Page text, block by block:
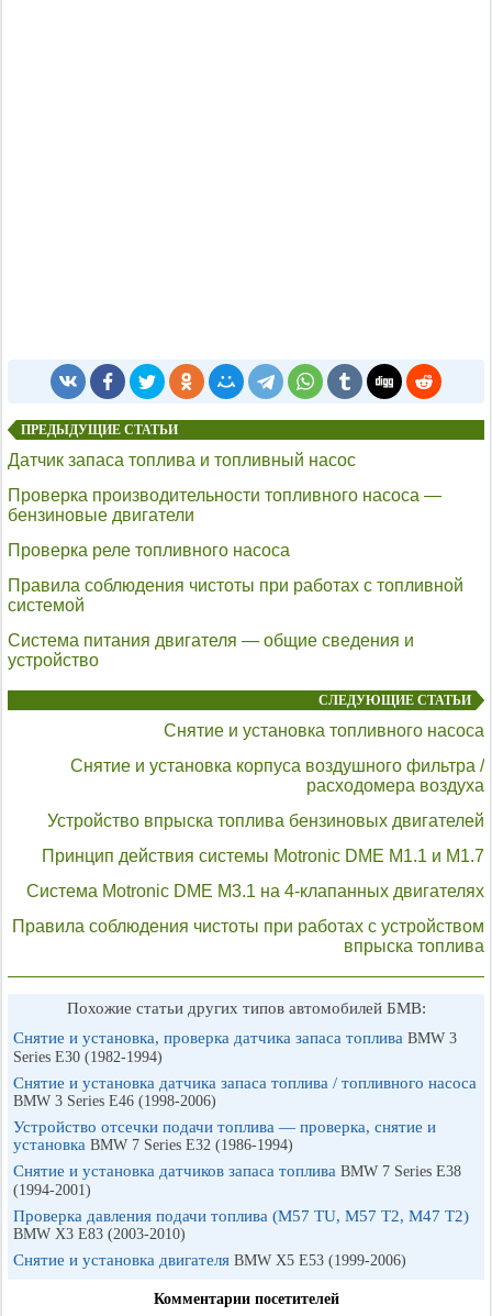
ПРЕДЫДУЩИЕ СТАТЬИ
Датчик запаса топлива и топливный насос
Проверка производительности топливного насоса —
бензиновые двигатели
Проверка реле топливного насоса
Правила соблюдения чистоты при работах с топливной
системой
Система питания двигателя — общие сведения и
устройство
СЛЕДУЮЩИЕ СТАТЬИ
Снятие и установка топливного насоса
Снятие и установка корпуса воздушного фильтра /
расходомера воздуха
Устройство впрыска топлива бензиновых двигателей
Принцип действия системы Motronic DME М1.1 и М1.7
Система Motronic DME М3.1 на 4-клапанных двигателях
Правила соблюдения чистоты при работах с устройством
впрыска топлива
Похожие статьи других типов автомобилей БМВ:
Снятие и установка, проверка датчика запаса топлива BMW 3
Series E30 (1982-1994)
Снятие и установка датчика запаса топлива / топливного насоса
BMW 3 Series E46 (1998-2006)
Устройство отсечки подачи топлива — проверка, снятие и
установка BMW 7 Series E32 (1986-1994)
Снятие и установка датчиков запаса топлива BMW 7 Series E38
(1994-2001)
Проверка давления подачи топлива (М57 TU, М57 Т2, М47 Т2)
BMW X3 E83 (2003-2010)
Снятие и установка двигателя BMW X5 E53 (1999-2006)
Комментарии посетителей